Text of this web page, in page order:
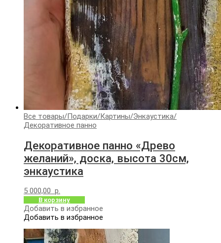
Все товары/Подарки/Картины/Энкаустика/
Декоративное панно
Декоративное панно «Древо
желаний», доска, высота 30см,
энкаустика
5 000,00 р.
В корзину
Добавить в избранное
Добавить в избранное